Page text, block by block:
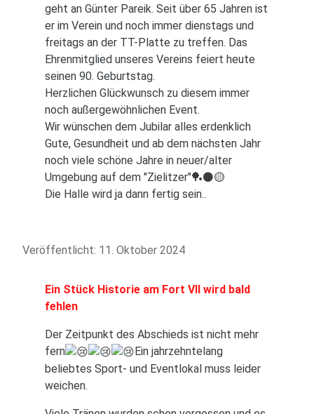
geht an Günter Pareik. Seit über 65 Jahren ist
er im Verein und noch immer dienstags und
freitags an der TT-Platte zu treffen. Das
Ehrenmitglied unseres Vereins feiert heute
seinen 90. Geburtstag.
Herzlichen Glückwunsch zu diesem immer
noch außergewöhnlichen Event.
Wir wünschen dem Jubilar alles erdenklich
Gute, Gesundheit und ab dem nächsten Jahr
noch viele schöne Jahre in neuer/alter
Umgebung auf dem "Zielitzer"🏓⚫️🟡
Die Halle wird ja dann fertig sein..
Veröffentlicht: 11. Oktober 2024
Ein Stück Historie am Fort VII wird bald
fehlen
Der Zeitpunkt des Abschieds ist nicht mehr
fern
Ein jahrzehntelang
beliebtes Sport- und Eventlokal muss leider
weichen.